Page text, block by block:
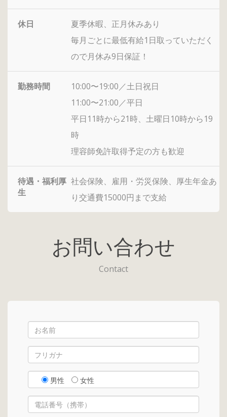
休日
夏季休暇、正月休みあり
毎月ごとに最低有給1日取っていただく
ので月休み9日保証！
勤務時間
10:00〜19:00／土日祝日
11:00〜21:00／平日
平日11時から21時、土曜日10時から19
時
理容師免許取得予定の方も歓迎
待遇・福利厚
生
社会保険、雇用・労災保険、厚生年金あ
り交通費15000円まで支給
お問い合わせ
Contact
男性 女性